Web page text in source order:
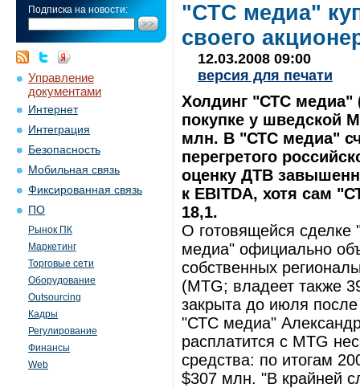
Подписка на новости:
Управление
документами
Интернет
Интеграция
Безопасность
Мобильная связь
Фиксированная связь
ПО
Рынок ПК
Маркетинг
Торговые сети
Оборудование
Outsourcing
Кадры
Регулирование
Финансы
Web
"СТС медиа"
своего
12.03.2008 09:00
версия для печати
Холдинг "СТС
покупке у шведской
млн. В "СТС медиа"
перегретого
оценку ДТВ
к EBITDA, хотя сам
18,1.
О готовящейся
медиа" официально
собственных
(MTG; владеет также
закрыта до июля
"СТС медиа"
расплатится с MTG
средства: по итогам
$307 млн. "В крайней